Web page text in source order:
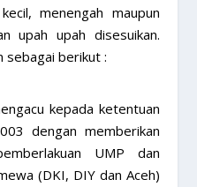
menengah maupun
upah upah disesuikan.
sebagai berikut :
kepada ketentuan
dengan memberikan
UMP dan
(DKI, DIY dan Aceh)